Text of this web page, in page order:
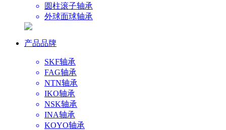
圆柱滚子轴承
外球面球轴承
产品品牌
SKF轴承
FAG轴承
NTN轴承
IKO轴承
NSK轴承
INA轴承
KOYO轴承